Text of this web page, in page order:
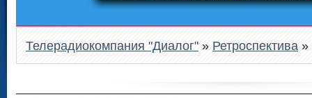
Телерадиокомпания "Диалог" » Ретроспектива »